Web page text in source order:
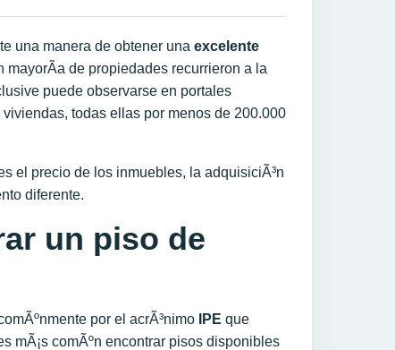
una manera de obtener una excelente
de propiedades recurrieron a la
puede observarse en portales
todas ellas por menos de 200.000
el precio de los inmuebles, la adquisiciÃ³n
diferente.
un piso de
por el acrÃ³nimo IPE que
mÃ¡s comÃºn encontrar pisos disponibles